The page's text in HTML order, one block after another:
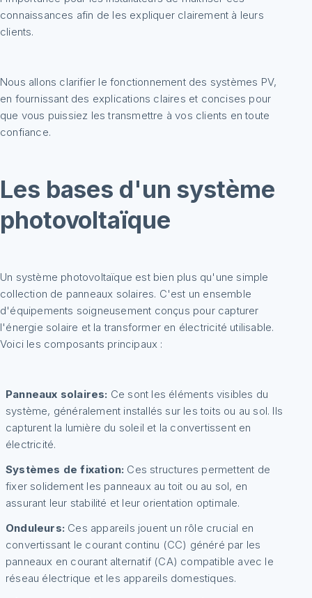
connaissances afin de les expliquer clairement à leurs
clients.
Nous allons clarifier le fonctionnement des systèmes PV,
en fournissant des explications claires et concises pour
que vous puissiez les transmettre à vos clients en toute
confiance.
Les bases d'un système
photovoltaïque
Un système photovoltaïque est bien plus qu'une simple
collection de panneaux solaires. C'est un ensemble
d'équipements soigneusement conçus pour capturer
l'énergie solaire et la transformer en électricité utilisable.
Voici les composants principaux :
Panneaux solaires: Ce sont les éléments visibles du
système, généralement installés sur les toits ou au sol. Ils
capturent la lumière du soleil et la convertissent en
électricité.
Systèmes de fixation: Ces structures permettent de
fixer solidement les panneaux au toit ou au sol, en
assurant leur stabilité et leur orientation optimale.
Onduleurs: Ces appareils jouent un rôle crucial en
convertissant le courant continu (CC) généré par les
panneaux en courant alternatif (CA) compatible avec le
réseau électrique et les appareils domestiques.